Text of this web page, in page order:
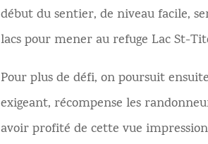
début du sentier, de niveau facile,
lacs pour mener au refuge Lac St-
Pour plus de défi, on poursuit
exigeant, récompense les
avoir profité de cette vue